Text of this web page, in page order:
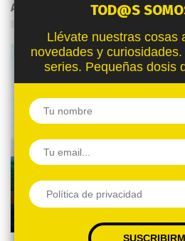
ARTÍCULOS
WALTÉRCIO CALDAS, LAS
ALLÁ DE LA
TOD@S
Llévate nuestras cosas
novedades y
series. Pequeñas dosis